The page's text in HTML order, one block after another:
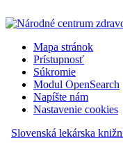
Mapa stránok
Prístupnosť
Súkromie
Modul OpenSearch
Napíšte nám
Nastavenie cookies
Slovenská lekárska